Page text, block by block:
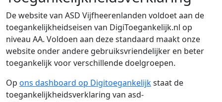
De website van ASD Vijfheerenlanden voldoet aan de
toegankelijkheidseisen van DigiToegankelijk.nl op
niveau AA. Voldoen aan deze standaard maakt onze
website onder andere gebruiksvriendelijker en beter
toegankelijk voor verschillende doelgroepen.
Op ons dashboard op Digitoegankelijk(Deze link gaat
staat de
toegankelijkheidsverklaring van asd-